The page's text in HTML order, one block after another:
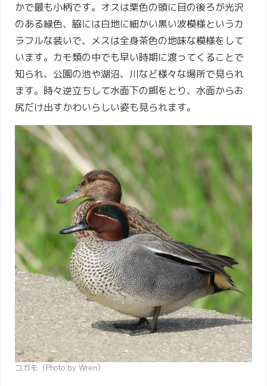
かで最も小柄です。オスは栗色の頭に目の後ろが光沢
のある緑色、脇には白地に細かい黒い波模様というカ
ラフルな装いで、メスは全身茶色の地味な模様をして
います。カモ類の中でも早い時期に渡ってくることで
知られ、公園の池や湖沼、川など様々な場所で見られ
ます。時々逆立ちして水面下の餌をとり、水面からお
尻だけ出すかわいらしい姿も見られます。
コガモ（Photo by Wren）